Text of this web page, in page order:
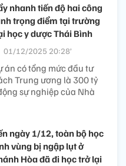
nhanh tiến độ hai công
trọng điểm tại trường
học y dược Thái Bình
01/12/2025 20:28’
án có tổng mức đầu tư
Trung ương là 300 tỷ
sự nghiệp của Nhà
ngày 1/12, toàn bộ học
vùng bị ngập lụt ở
Hòa đã đi học trở lại